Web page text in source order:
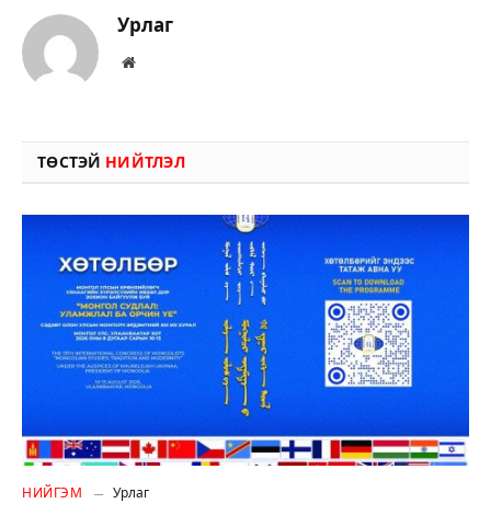
Урлаг
Вэбсайт
ТӨСТЭЙ НИЙТЛЭЛ
НИЙГЭМ Урлаг